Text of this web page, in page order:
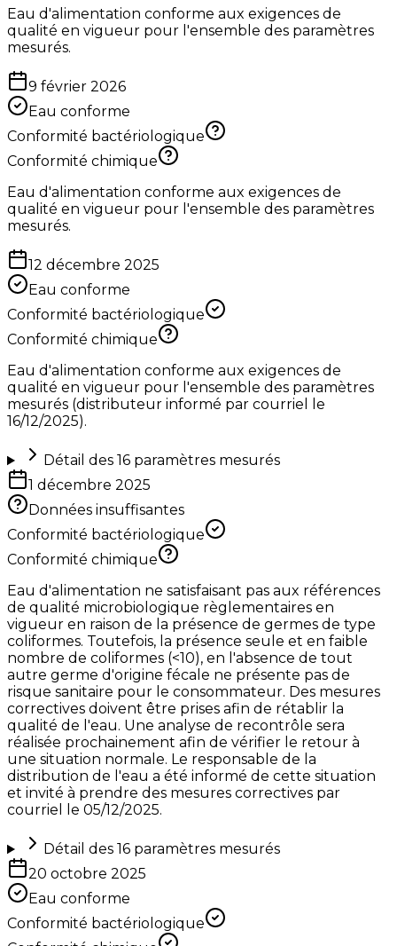
Eau d'alimentation conforme aux exigences de
qualité en vigueur pour l'ensemble des paramètres
mesurés.
9 février 2026
Eau conforme
Conformité bactériologique
Conformité chimique
Eau d'alimentation conforme aux exigences de
qualité en vigueur pour l'ensemble des paramètres
mesurés.
12 décembre 2025
Eau conforme
Conformité bactériologique
Conformité chimique
Eau d'alimentation conforme aux exigences de
qualité en vigueur pour l'ensemble des paramètres
mesurés (distributeur informé par courriel le
16/12/2025).
Détail des 16paramètres mesurés
1 décembre 2025
Données insuffisantes
Conformité bactériologique
Conformité chimique
Eau d'alimentation ne satisfaisant pas aux références
de qualité microbiologique règlementaires en
vigueur en raison de la présence de germes de type
coliformes. Toutefois, la présence seule et en faible
nombre de coliformes (<10), en l'absence de tout
autre germe d'origine fécale ne présente pas de
risque sanitaire pour le consommateur. Des mesures
correctives doivent être prises afin de rétablir la
qualité de l'eau. Une analyse de recontrôle sera
réalisée prochainement afin de vérifier le retour à
une situation normale. Le responsable de la
distribution de l'eau a été informé de cette situation
et invité à prendre des mesures correctives par
courriel le 05/12/2025.
Détail des 16paramètres mesurés
20 octobre 2025
Eau conforme
Conformité bactériologique